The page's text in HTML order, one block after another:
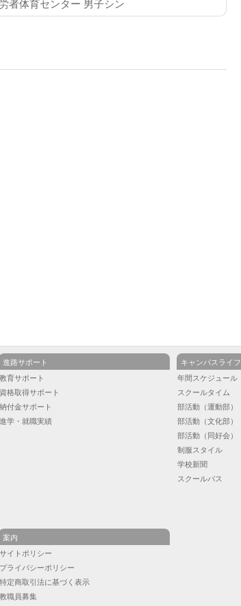
者体育センター 男子シン
進路サポート
教育サポート
資格取得サポート
納付金サポート
進学・就職実績
キャンパスライフ
年間スケジュール
スクールタイム
部活動（運動部）
部活動（文化部）
部活動（同好会）
制服スタイル
学校新聞
スクールバス
案内
サイトポリシー
プライバシーポリシー
特定商取引法に基づく表示
教職員募集